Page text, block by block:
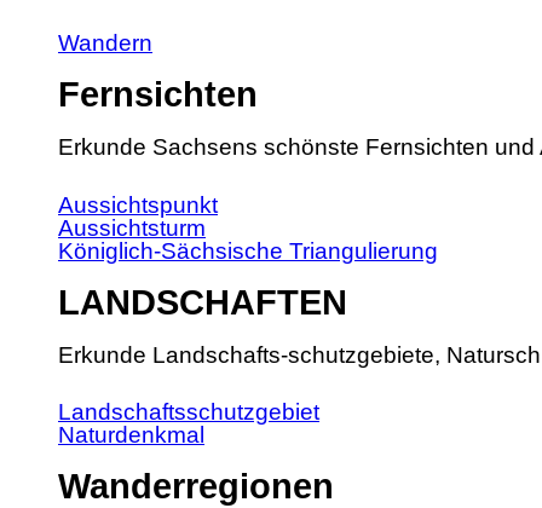
Wandern
Fernsichten
Erkunde Sachsens schönste Fernsichten und
Aussichtspunkt
Aussichtsturm
Königlich-Sächsische Triangulierung
LANDSCHAFTEN
Erkunde Landschafts-schutzgebiete,
Landschaftsschutzgebiet
Naturdenkmal
Wanderregionen